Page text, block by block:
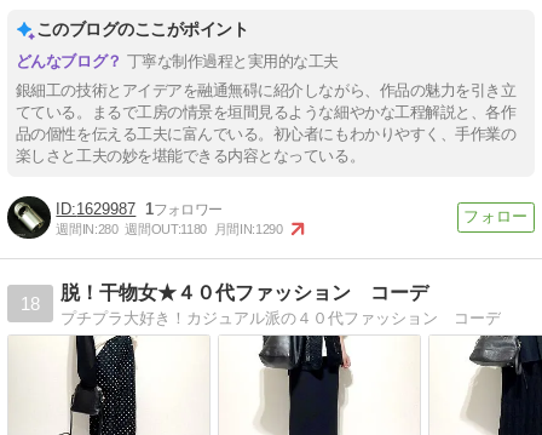
このブログのここがポイント
丁寧な制作過程と実用的な工夫
銀細工の技術とアイデアを融通無碍に紹介しながら、作品の魅力を引き立
てている。まるで工房の情景を垣間見るような細やかな工程解説と、各作
品の個性を伝える工夫に富んでいる。初心者にもわかりやすく、手作業の
楽しさと工夫の妙を堪能できる内容となっている。
1629987 1
週間IN:280 週間OUT:1180 月間IN:1290
18
脱！干物女★４０代ファッション コーデ
プチプラ大好き！カジュアル派の４０代ファッション コーデ